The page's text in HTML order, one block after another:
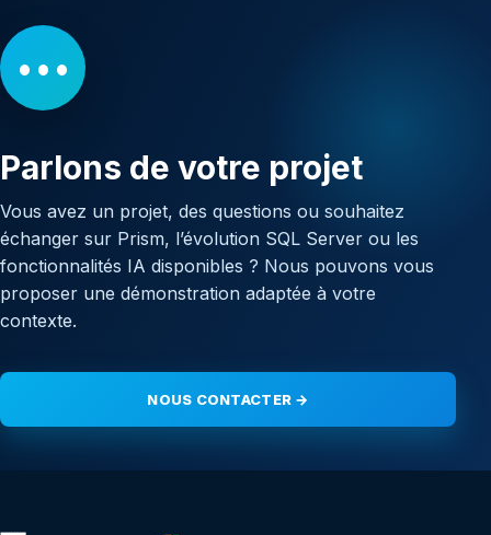
•••
Parlons de votre projet
Vous avez un projet, des questions ou souhaitez
échanger sur Prism, l’évolution SQL Server ou les
fonctionnalités IA disponibles ? Nous pouvons vous
proposer une démonstration adaptée à votre
contexte.
NOUS CONTACTER →